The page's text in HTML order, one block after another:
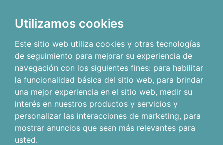
Utilizamos cookies
Este sitio web utiliza cookies y otras tecnologías
de seguimiento para mejorar su experiencia de
navegación con los siguientes fines: para habilitar
la funcionalidad básica del sitio web, para brindar
una mejor experiencia en el sitio web, medir su
interés en nuestros productos y servicios y
personalizar las interacciones de marketing, para
mostrar anuncios que sean más relevantes para
usted.